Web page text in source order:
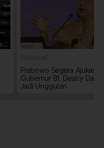
Nasional
Prabowo Segera Ajukan
Gubernur BI, Destry
Jadi Unggulan